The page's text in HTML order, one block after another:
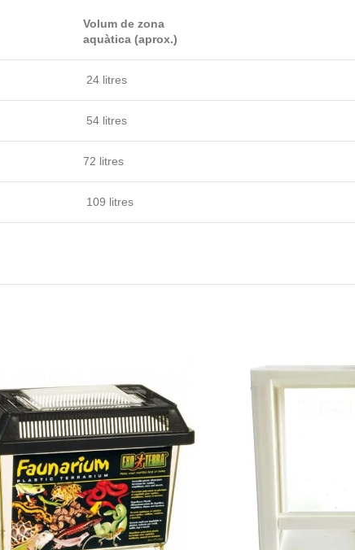
Volum de zona
aquàtica (aprox.)
24 litres
54 litres
72 litres
109 litres